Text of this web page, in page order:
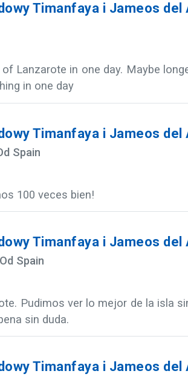
Timanfaya i Jameos del
Lanzarote in one day. Maybe
in one day
Timanfaya i Jameos del
Spain
100 veces bien!
Timanfaya i Jameos del
Spain
Pudimos ver lo mejor de la isla
sin duda.
Timanfaya i Jameos del